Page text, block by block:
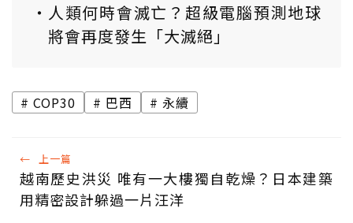
人類何時會滅亡？超級電腦預測地球
將會再度發生「大滅絕」
COP30 巴西 永續
← 上一篇
越南歷史洪災 唯有一大樓獨自乾燥？日本建築
用精密設計躲過一片汪洋